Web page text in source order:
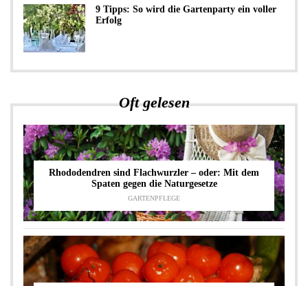
9 Tipps: So wird die Gartenparty ein voller
Erfolg
Oft gelesen
Rhododendren sind Flachwurzler – oder: Mit dem
Spaten gegen die Naturgesetze
GARTENPFLEGE